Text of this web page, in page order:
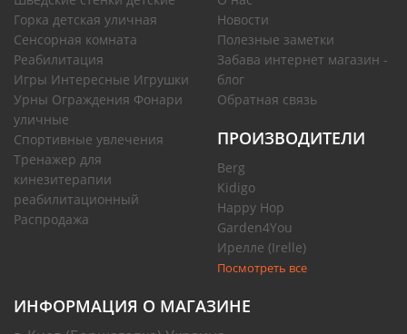
Горка детская уличная
Сенсорная комната
Реабилитация
Игры Интересные Игрушки
Урны Ограждения Фонари
уличные
Спортивные увлечения
Тренажер для
кинезитерапии
реабилитационный
Распродажа
Новости
Полезные заметки
Забава интернет магазин -
блог
Обратная связь
ПРОИЗВОДИТЕЛИ
Berg
Kidigo
Happy Hop
Garden4You
Ирелле (Irelle)
Посмотреть все
ИНФОРМАЦИЯ О МАГАЗИНЕ